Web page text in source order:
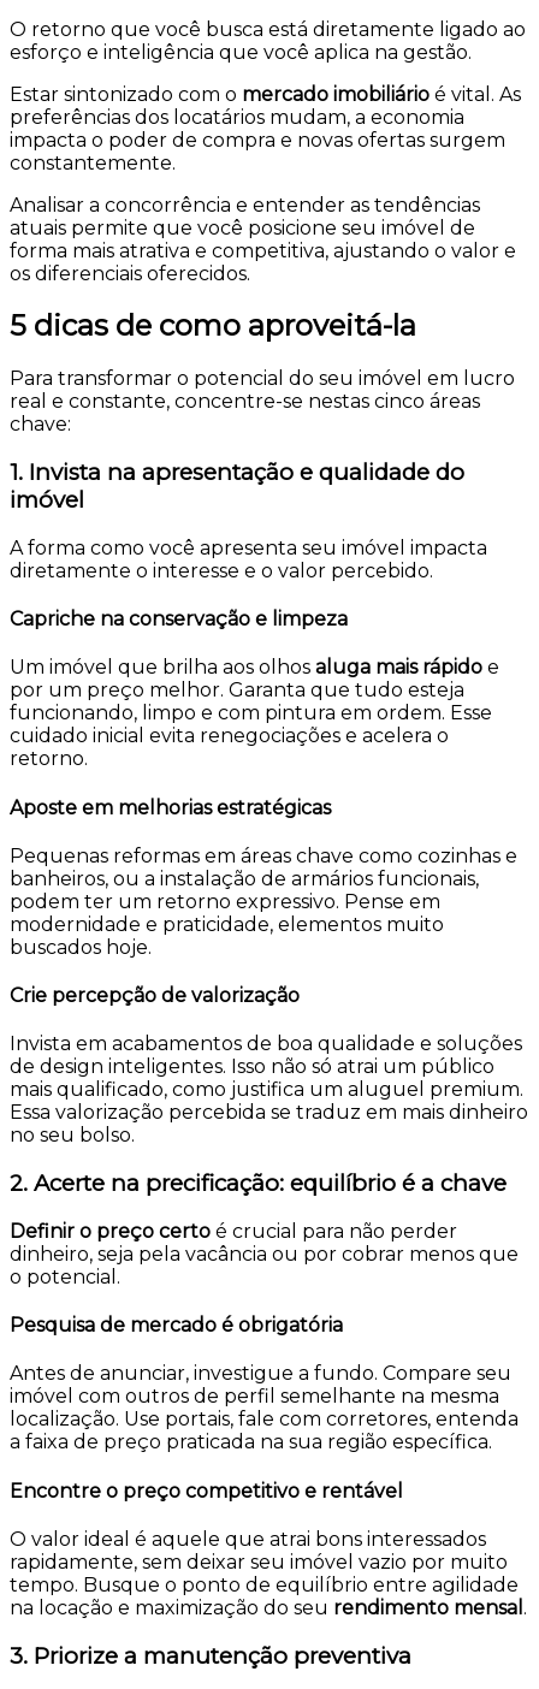
O retorno que você busca está diretamente ligado ao
esforço e inteligência que você aplica na gestão.
Estar sintonizado com o mercado imobiliário é vital. As
preferências dos locatários mudam, a economia
impacta o poder de compra e novas ofertas surgem
constantemente.
Analisar a concorrência e entender as tendências
atuais permite que você posicione seu imóvel de
forma mais atrativa e competitiva, ajustando o valor e
os diferenciais oferecidos.
5 dicas de como aproveitá-la
Para transformar o potencial do seu imóvel em lucro
real e constante, concentre-se nestas cinco áreas
chave:
1. Invista na apresentação e qualidade do
imóvel
A forma como você apresenta seu imóvel impacta
diretamente o interesse e o valor percebido.
Capriche na conservação e limpeza
Um imóvel que brilha aos olhos aluga mais rápido e
por um preço melhor. Garanta que tudo esteja
funcionando, limpo e com pintura em ordem. Esse
cuidado inicial evita renegociações e acelera o
retorno.
Aposte em melhorias estratégicas
Pequenas reformas em áreas chave como cozinhas e
banheiros, ou a instalação de armários funcionais,
podem ter um retorno expressivo. Pense em
modernidade e praticidade, elementos muito
buscados hoje.
Crie percepção de valorização
Invista em acabamentos de boa qualidade e soluções
de design inteligentes. Isso não só atrai um público
mais qualificado, como justifica um aluguel premium.
Essa valorização percebida se traduz em mais dinheiro
no seu bolso.
2. Acerte na precificação: equilíbrio é a chave
Definir o preço certo é crucial para não perder
dinheiro, seja pela vacância ou por cobrar menos que
o potencial.
Pesquisa de mercado é obrigatória
Antes de anunciar, investigue a fundo. Compare seu
imóvel com outros de perfil semelhante na mesma
localização. Use portais, fale com corretores, entenda
a faixa de preço praticada na sua região específica.
Encontre o preço competitivo e rentável
O valor ideal é aquele que atrai bons interessados
rapidamente, sem deixar seu imóvel vazio por muito
tempo. Busque o ponto de equilíbrio entre agilidade
na locação e maximização do seu rendimento mensal .
3. Priorize a manutenção preventiva